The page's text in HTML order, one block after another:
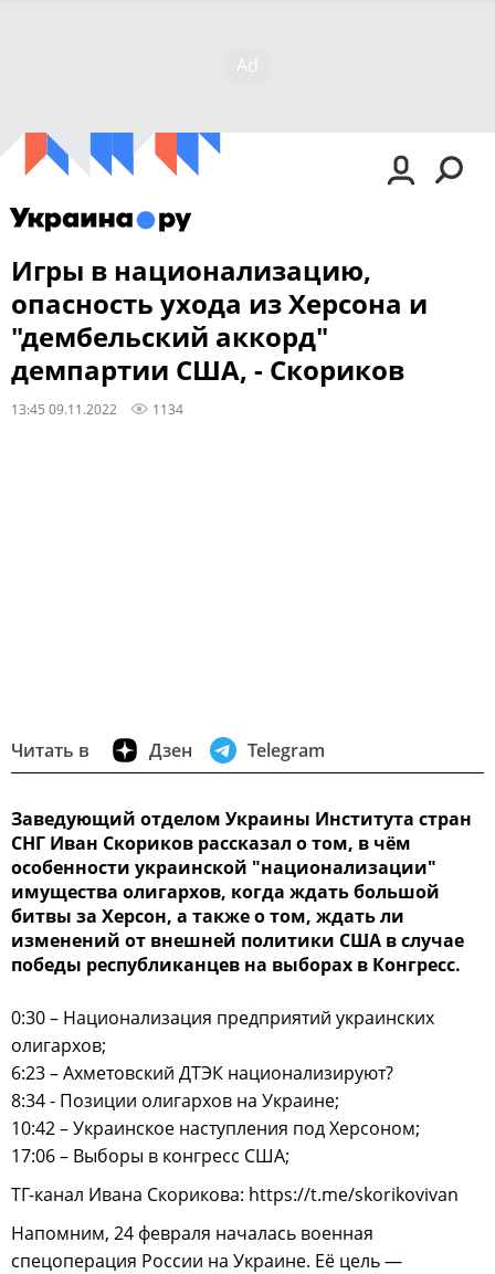
Игры в национализацию,
опасность ухода из Херсона и
"дембельский аккорд"
демпартии США, - Скориков
13:45 09.11.2022 1134
Читать в Дзен Telegram
Заведующий отделом Украины Института стран
СНГ Иван Скориков рассказал о том, в чём
особенности украинской "национализации"
имущества олигархов, когда ждать большой
битвы за Херсон, а также о том, ждать ли
изменений от внешней политики США в случае
победы республиканцев на выборах в Конгресс.
0:30 – Национализация предприятий украинских
олигархов;
6:23 – Ахметовский ДТЭК национализируют?
8:34 - Позиции олигархов на Украине;
10:42 – Украинское наступления под Херсоном;
17:06 – Выборы в конгресс США;
ТГ-канал Ивана Скорикова: https://t.me/skorikovivan
Напомним, 24 февраля началась военная
спецоперация России на Украине. Её цель —